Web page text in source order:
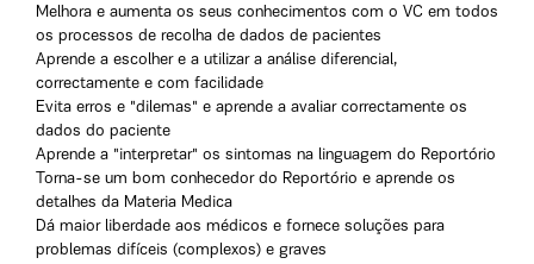
Melhora e aumenta os seus conhecimentos com o VC em todos
os processos de recolha de dados de pacientes
Aprende a escolher e a utilizar a análise diferencial,
correctamente e com facilidade
Evita erros e "dilemas" e aprende a avaliar correctamente os
dados do paciente
Aprende a "interpretar" os sintomas na linguagem do Reportório
Torna-se um bom conhecedor do Reportório e aprende os
detalhes da Materia Medica
Dá maior liberdade aos médicos e fornece soluções para
problemas difíceis (complexos) e graves